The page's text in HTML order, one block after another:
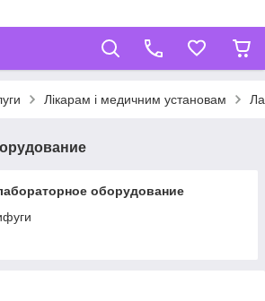
Лікарам і медичним установам
оборудование